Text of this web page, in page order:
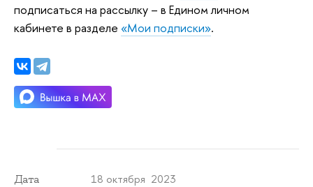
подписаться на рассылку – в Едином личном
кабинете в разделе «Мои подписки».
Дата 18 октября 2023